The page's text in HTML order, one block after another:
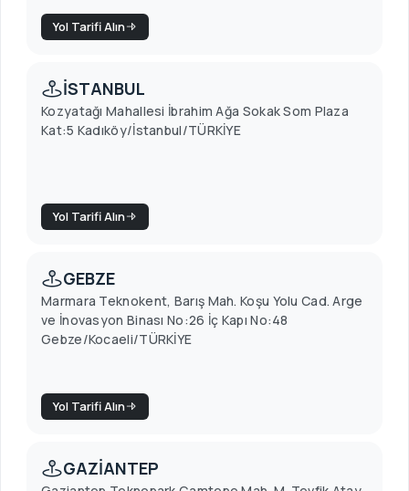
Yol Tarifi Alın
İSTANBUL
Kozyatağı Mahallesi İbrahim Ağa Sokak Som Plaza
Kat:5 Kadıköy/İstanbul/TÜRKİYE
Yol Tarifi Alın
GEBZE
Marmara Teknokent, Barış Mah. Koşu Yolu Cad. Arge
ve İnovasyon Binası No:26 İç Kapı No:48
Gebze/Kocaeli/TÜRKİYE
Yol Tarifi Alın
GAZİANTEP